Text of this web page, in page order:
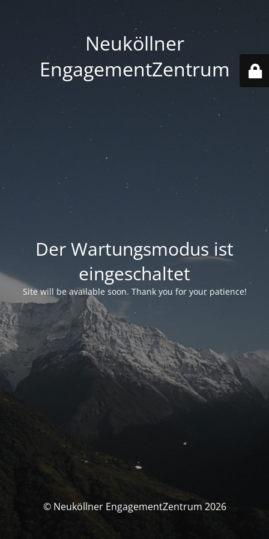
Neuköllner
EngagementZentrum
Der Wartungsmodus ist
eingeschaltet
Site will be available soon. Thank you for your patience!
© Neuköllner EngagementZentrum 2026